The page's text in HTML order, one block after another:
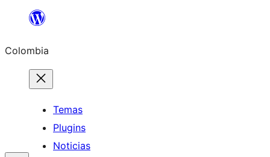
Saltar
contenido
Colombia
Temas
Plugins
Noticias